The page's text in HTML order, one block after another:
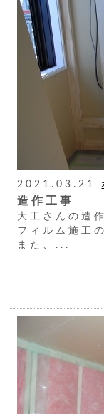
2021.03.21
造作工事
大工さんの造
フィルム施工
また、...